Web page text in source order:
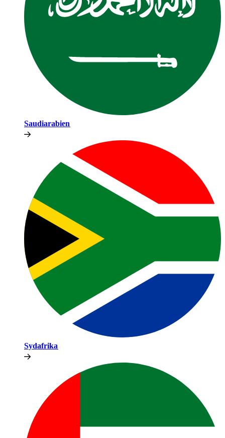
Saudiarabien​​
Sydafrika​​